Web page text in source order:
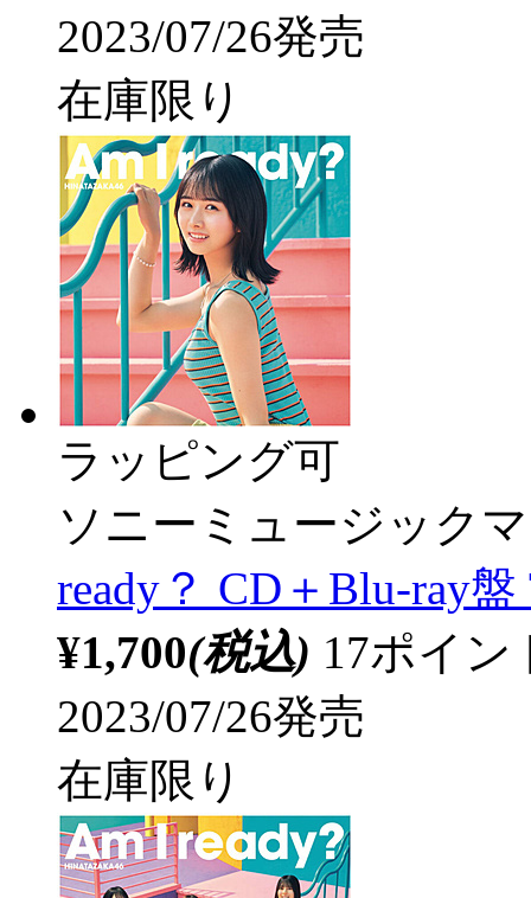
2023/07/26発売
在庫限り
ラッピング可
ソニーミュージック
ready？ CD＋Blu-ray盤
¥1,700(税込) 17ポイ
2023/07/26発売
在庫限り